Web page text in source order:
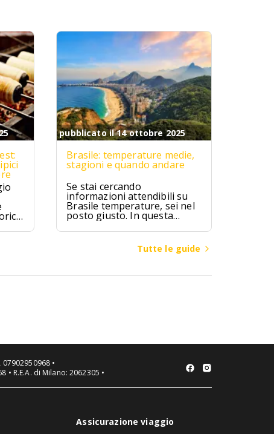
architettura e filosofia.
pubblicato il 14 ottobre 2025
Brasile: temperature medie,
stagioni e quando andare
Se stai cercando
informazioni attendibili su
Brasile temperature, sei nel
posto giusto. In questa
guida troverai valori medi
mensili, differenze climatiche
tra regioni (Amazzonia,
Nord-Est, Sud-Est, Sud,
quando andare in Brasile per
Tutte le guide
•
R.E.A. di Milano: 2062305 •
Assicurazione viaggio